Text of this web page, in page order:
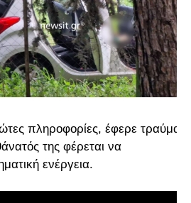
πληροφορίες, έφερε τραύμα
της φέρεται να
ενέργεια.